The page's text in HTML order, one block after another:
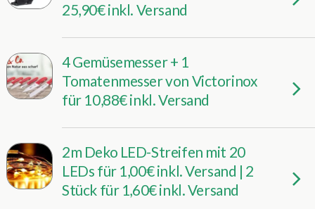
25,90€ inkl. Versand
4 Gemüsemesser + 1
Tomatenmesser von Victorinox
für 10,88€ inkl. Versand
2m Deko LED-Streifen mit 20
LEDs für 1,00€ inkl. Versand | 2
Stück für 1,60€ inkl. Versand